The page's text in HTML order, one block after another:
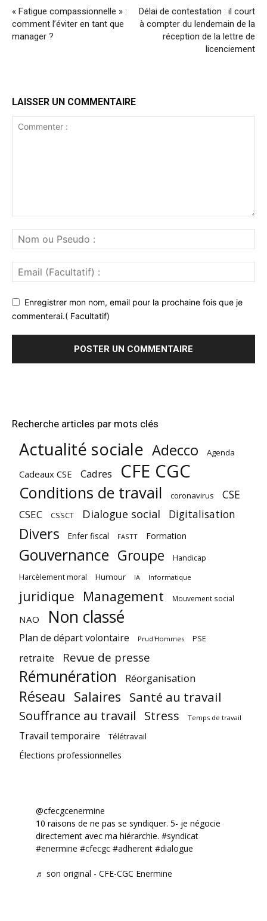
« Fatigue compassionnelle » :
comment l’éviter en tant que
manager ?
Délai de contestation : il court
à compter du lendemain de la
réception de la lettre de
licenciement
LAISSER UN COMMENTAIRE
Enregistrer mon nom, email pour la prochaine fois que je
commenterai.( Facultatif)
Recherche articles par mots clés
Actualité sociale Adecco Agenda
Cadeaux CSE Cadres CFE CGC
Conditions de travail coronavirus CSE
CSEC CSSCT Dialogue social Digitalisation
Divers Enfer fiscal FASTT Formation
Gouvernance Groupe Handicap
Harcèlement moral Humour IA Informatique
juridique Management Mouvement social
NAO Non classé
Plan de départ volontaire Prud'Hommes PSE
retraite Revue de presse
Rémunération Réorganisation
Réseau Salaires Santé au travail
Souffrance au travail Stress Temps de travail
Travail temporaire Télétravail
Élections professionnelles
@cfecgcenermine
10 raisons de ne pas se syndiquer. 5- je négocie
directement avec ma hiérarchie. #syndicat
#enermine #cfecgc #adherent #dialogue
♬ son original - CFE-CGC Enermine